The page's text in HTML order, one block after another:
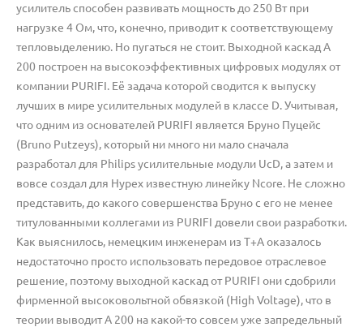
усилитель способен развивать мощность до 250 Вт при
нагрузке 4 Ом, что, конечно, приводит к соответствующему
тепловыделению. Но пугаться не стоит. Выходной каскад А
200 построен на высокоэффективных цифровых модулях от
компании PURIFI. Её задача которой сводится к выпуску
лучших в мире усилительных модулей в классе D. Учитывая,
что одним из основателей PURIFI является Бруно Пуцейс
(Bruno Putzeys), который ни много ни мало сначала
разработал для Philips усилительные модули UсD, а затем и
вовсе создал для Hypex известную линейку Ncore. Не сложно
представить, до какого совершенства Бруно с его не менее
титулованными коллегами из PURIFI довели свои разработки.
Как выяснилось, немецким инженерам из Т+А оказалось
недостаточно просто использовать передовое отраслевое
решение, поэтому выходной каскад от PURIFI они сдобрили
фирменной высоковольтной обвязкой (High Voltage), что в
теории выводит А 200 на какой-то совсем уже запредельный